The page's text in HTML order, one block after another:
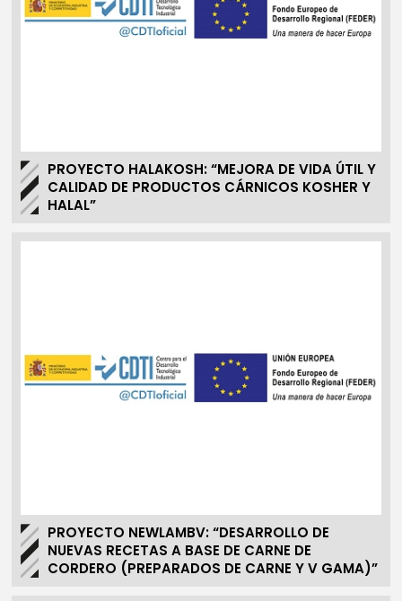
PROYECTO HALAKOSH: “MEJORA DE VIDA ÚTIL Y
CALIDAD DE PRODUCTOS CÁRNICOS KOSHER Y
HALAL”
PROYECTO NEWLAMBV: “DESARROLLO DE
NUEVAS RECETAS A BASE DE CARNE DE
CORDERO (PREPARADOS DE CARNE Y V GAMA)”